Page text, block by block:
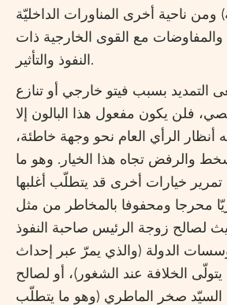
ومن ناحية أخرى المناورات الداخليّة
مع القوى الخارجية ذات
النفوذ والتأثير.
التمديد بسبب فيتو خارجي أو تنازع
فلن يكون مفعول هذا البالون إلا
أنظار الرأي العام نحو وجهة خاطئة،
والرفض تجاه هذا الخيار. وهو ما
خيارات أخرى قد يتطلّب أغلبها
محرجا ومحفوفا بالمخاطر من مثل
لصالح زوجة الرئيس صاحبة النفوذ
الدولة (والذي يمرّ عبر إحداث
الخلافة عند الشغور)، أو لصالح
صخر الماطري (وهو ما يتطلّب